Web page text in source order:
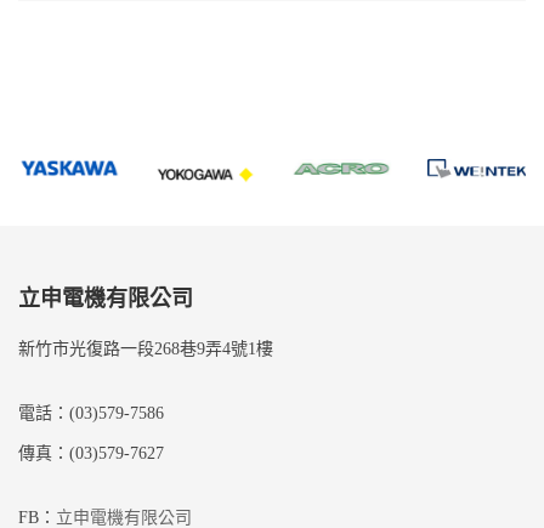
立申電機有限公司
新竹市光復路一段268巷9弄4號1樓
電話：(03)579-7586
傳真：(03)579-7627
FB： 立申電機有限公司